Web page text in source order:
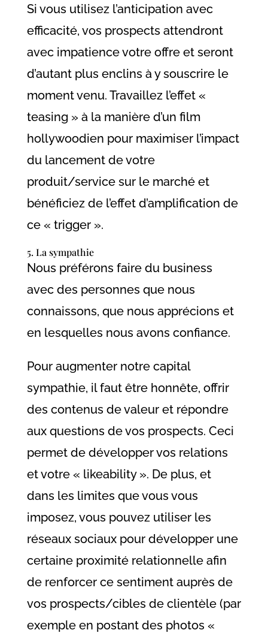
Si vous utilisez l’anticipation avec
efficacité, vos prospects attendront
avec impatience votre offre et seront
d’autant plus enclins à y souscrire le
moment venu. Travaillez l’effet «
teasing » à la manière d’un film
hollywoodien pour maximiser l’impact
du lancement de votre
produit/service sur le marché et
bénéficiez de l’effet d’amplification de
ce « trigger ».
5. La sympathie
Nous préférons faire du business
avec des personnes que nous
connaissons, que nous apprécions et
en lesquelles nous avons confiance.
Pour augmenter notre capital
sympathie, il faut être honnête, offrir
des contenus de valeur et répondre
aux questions de vos prospects. Ceci
permet de développer vos relations
et votre « likeability ». De plus, et
dans les limites que vous vous
imposez, vous pouvez utiliser les
réseaux sociaux pour développer une
certaine proximité relationnelle afin
de renforcer ce sentiment auprès de
vos prospects/cibles de clientèle (par
exemple en postant des photos «